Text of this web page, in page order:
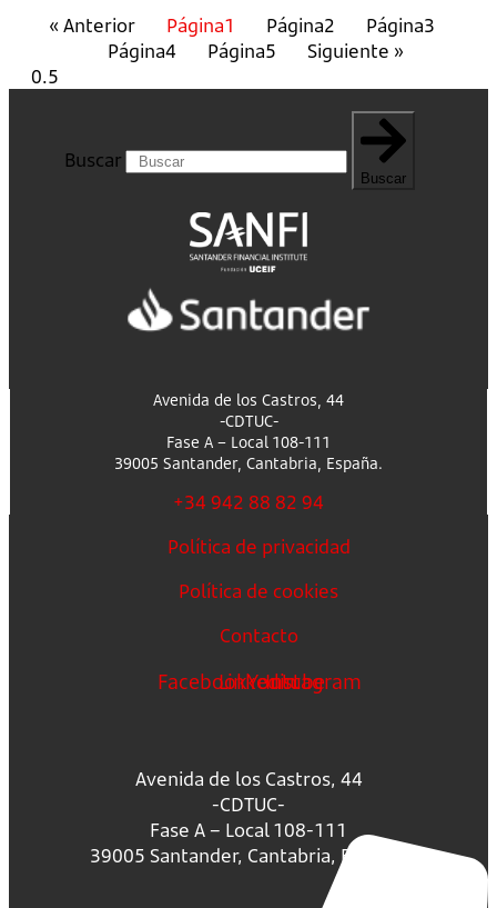
« Anterior Página1 Página2 Página3
Página4 Página5 Siguiente »
Buscar
Buscar
Avenida de los Castros, 44
-CDTUC-
Fase A – Local 108-111
39005 Santander, Cantabria, España.
+34 942 88 82 94
Política de privacidad
Política de cookies
Contacto
FacebookLinkedin
Youtube
Instagram
Avenida de los Castros, 44
-CDTUC-
Fase A – Local 108-111
39005 Santander, Cantabria, España.